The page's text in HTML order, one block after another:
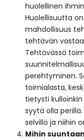
huolellinen
Huolellisuutta
mahdollisuus
tehtävän
Tehtävässä
perehtyminen.
toimialasta,
tietysti
syytä olla
selvillä ja niihin
Mihin